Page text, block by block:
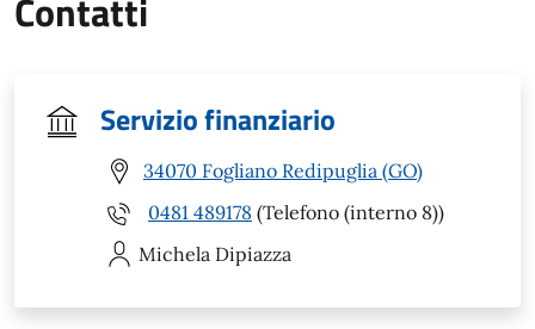
Servizio finanziario
34070 Fogliano Redipuglia (GO)
0481 489178 (Telefono (interno 8))
Michela Dipiazza